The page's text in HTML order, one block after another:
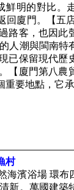
鮮明的對比。
回廈門。【五
路客，也因此
人潮與閩南特
已保留現代歷
【廈門第八農
要地點，它
村
海濱浴場 環布
新。萬國建築